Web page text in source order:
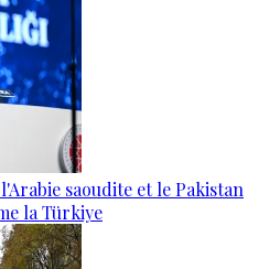
saoudite et le Pakistan
la Türkiye